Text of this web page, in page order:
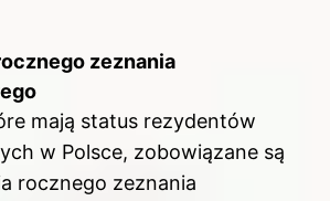
zeznania
mają status rezydentów
w Polsce, zobowiązane są
rocznego zeznania